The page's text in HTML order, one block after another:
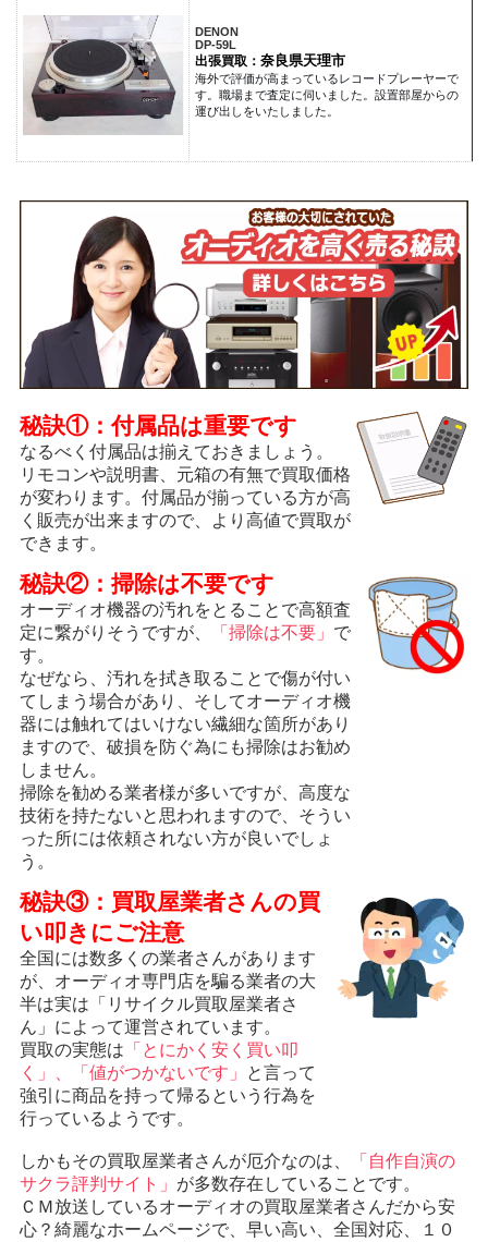
DENON
DP-59L
出張買取： 奈良県天理市
海外で評価が高まっているレコードプレーヤーで
す。職場まで査定に伺いました。設置部屋からの
運び出しをいたしました。
秘訣①：付属品は重要です
なるべく付属品は揃えておきましょう。
リモコンや説明書、元箱の有無で買取価格
が変わります。付属品が揃っている方が高
く販売が出来ますので、より高値で買取が
できます。
秘訣②：掃除は不要です
オーディオ機器の汚れをとることで高額査
定に繋がりそうですが、
「掃除は不要」 で
す。
なぜなら、汚れを拭き取ることで傷が付い
てしまう場合があり、そしてオーディオ機
器には触れてはいけない繊細な箇所があり
ますので、破損を防ぐ為にも掃除はお勧め
しません。
掃除を勧める業者様が多いですが、高度な
技術を持たないと思われますので、そうい
った所には依頼されない方が良いでしょ
う。
秘訣③：買取屋業者さんの買
い叩きにご注意
全国には数多くの業者さんがあります
が、オーディオ専門店を騙る業者の大
半は実は「リサイクル買取屋業者さ
ん」によって運営されています。
買取の実態は 「とにかく安く買い叩
く」、「値がつかないです」
と言って
強引に商品を持って帰るという行為を
行っているようです。
しかもその買取屋業者さんが厄介なのは、
「自作自演の
サクラ評判サイト」 が多数存在していることです。
ＣＭ放送しているオーディオの買取屋業者さんだから安
心？綺麗なホームページで、早い高い、全国対応、１０